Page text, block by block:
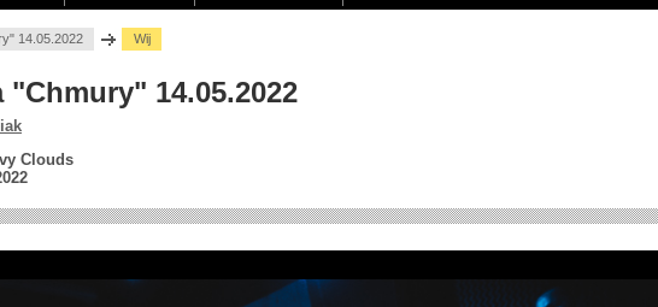
14.05.2022 Wij
14.05.2022
Clouds